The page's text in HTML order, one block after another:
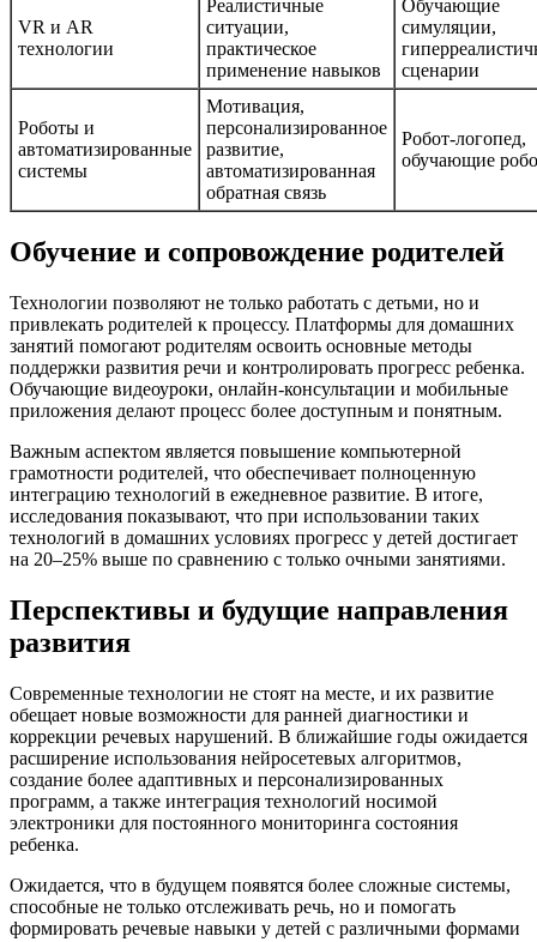
VR и AR
технологии
Реалистичные
ситуации,
практическое
применение навыков
Обучающие
симуляции,
сценарии
Роботы и
автоматизированные
системы
Мотивация,
персонализированное
развитие,
автоматизированная
обратная связь
Робот-логопед,
обучающие
Обучение и сопровождение родителей
Технологии позволяют не только работать с детьми, но и
привлекать родителей к процессу. Платформы для домашних
занятий помогают родителям освоить основные методы
поддержки развития речи и контролировать прогресс ребенка.
Обучающие видеоуроки, онлайн-консультации и мобильные
приложения делают процесс более доступным и понятным.
Важным аспектом является повышение компьютерной
грамотности родителей, что обеспечивает полноценную
интеграцию технологий в ежедневное развитие. В итоге,
исследования показывают, что при использовании таких
технологий в домашних условиях прогресс у детей достигает
на 20–25% выше по сравнению с только очными занятиями.
Перспективы и будущие направления
развития
Современные технологии не стоят на месте, и их развитие
обещает новые возможности для ранней диагностики и
коррекции речевых нарушений. В ближайшие годы ожидается
расширение использования нейросетевых алгоритмов,
создание более адаптивных и персонализированных
программ, а также интеграция технологий носимой
электроники для постоянного мониторинга состояния
ребенка.
Ожидается, что в будущем появятся более сложные системы,
способные не только отслеживать речь, но и помогать
формировать речевые навыки у детей с различными формами